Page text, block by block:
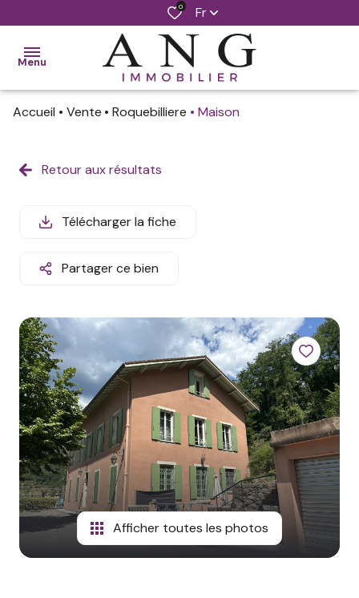
0 Fr
Menu
ventes
mon
bien
avis
clients
contact
Accueil Vente Roquebilliere Maison
Retour aux résultats
Télécharger la fiche
Partager ce bien
Afficher toutes les photos